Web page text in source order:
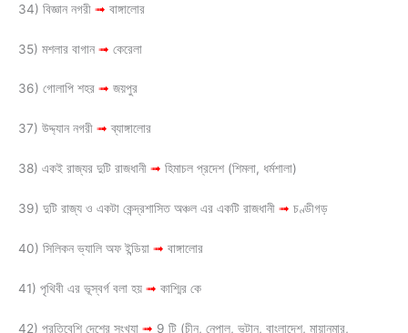
34) বিজ্ঞান নগরী ➟ বাঙ্গালোর
35) মশলার বাগান ➟ কেরেলা
36) গোলাপি শহর ➟ জয়পুর
37) উদ্দ্যান নগরী ➟ ব্যাঙ্গালোর
38) একই রাজ্যর দুটি রাজধানী ➟ হিমাচল প্রদেশ (শিমলা, ধর্মশালা)
39) দুটি রাজ্য ও একটা কেন্দ্রশাসিত অঞ্চল এর একটি রাজধানী ➟ চণ্ডীগড়
40) সিলিকন ভ্যালি অফ ইন্ডিয়া ➟ বাঙ্গালোর
41) পৃথিবী এর ভূস্বর্গ বলা হয় ➟ কাশ্মির কে
42) প্রতিবেশি দেশের সংখ্যা ➟ 9 টি (চীন, নেপাল, ভুটান, বাংলাদেশ, মায়ানমার,